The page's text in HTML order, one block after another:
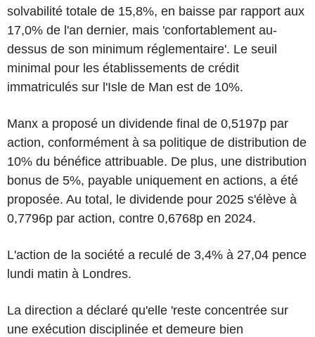
solvabilité totale de 15,8%, en baisse par rapport aux
17,0% de l'an dernier, mais 'confortablement au-
dessus de son minimum réglementaire'. Le seuil
minimal pour les établissements de crédit
immatriculés sur l'Isle de Man est de 10%.
Manx a proposé un dividende final de 0,5197p par
action, conformément à sa politique de distribution de
10% du bénéfice attribuable. De plus, une distribution
bonus de 5%, payable uniquement en actions, a été
proposée. Au total, le dividende pour 2025 s'élève à
0,7796p par action, contre 0,6768p en 2024.
L'action de la société a reculé de 3,4% à 27,04 pence
lundi matin à Londres.
La direction a déclaré qu'elle 'reste concentrée sur
une exécution disciplinée et demeure bien